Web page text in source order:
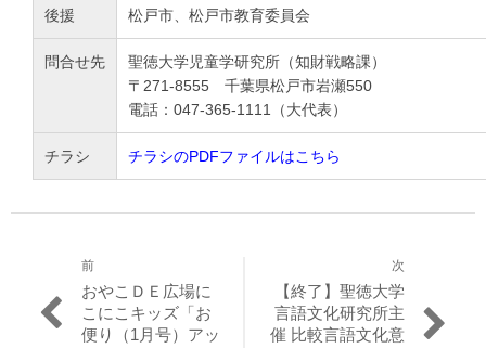
後援 松戸市、松戸市教育委員会
問合せ先
聖徳大学児童学研究所（知財戦略課）
〒271-8555 千葉県松戸市岩瀬550
電話：047-365-1111（大代表）
チラシ チラシのPDFファイルはこちら
稿
前
過
去
の
おやこＤＥ広場に
こにこキッズ「お
便り（1月号）アッ
次
の
投
【終了】聖徳大学
言語文化研究所主
催 比較言語文化意